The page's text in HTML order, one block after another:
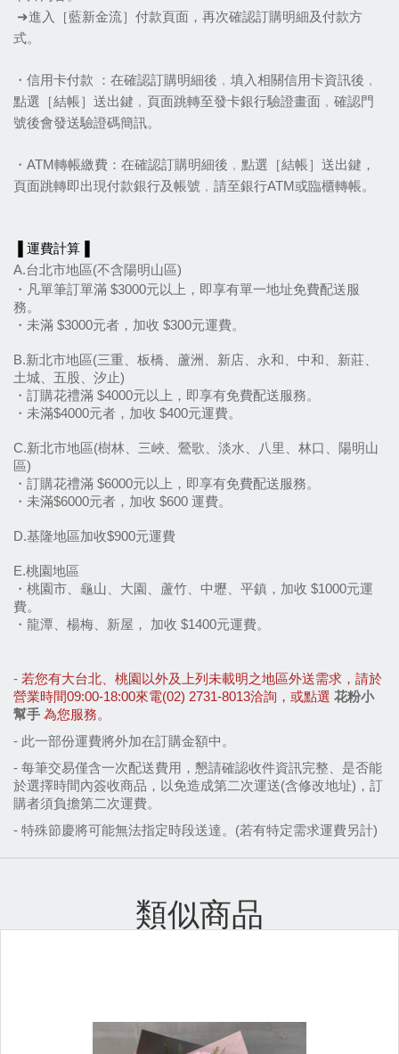
➜進入［藍新金流］付款頁面，再次確認訂購明細及付款方
式。
・信用卡付款 ：在確認訂購明細後﹐填入相關信用卡資訊後﹐
點選［結帳］送出鍵﹐頁面跳轉至發卡銀行驗證畫面﹐確認門
號後會發送驗證碼簡訊。
・ATM轉帳繳費：在確認訂購明細後﹐點選［結帳］送出鍵，
頁面跳轉即出現付款銀行及帳號﹐請至銀行ATM或臨櫃轉帳。
▐ 運費計算▐
A.台北市地區(不含陽明山區)
・凡單筆訂單滿 $3000元以上，即享有單一地址免費配送服
務。
・未滿 $3000元者，加收 $300元運費。
B.新北市地區(三重、板橋、蘆洲、新店、永和、中和、新莊、
土城、五股、汐止)
・訂購花禮滿 $4000元以上，即享有免費配送服務。
・未滿$4000元者，加收 $400元運費。
C.新北市地區(樹林、三峽、鶯歌、淡水、八里、林口、陽明山
區)
・訂購花禮滿 $6000元以上，即享有免費配送服務。
・未滿$6000元者，加收 $600 運費。
D.基隆地區加收$900元運費
E.桃園地區
・桃園市、龜山、大園、蘆竹、中壢、平鎮，加收 $1000元運
費。
・龍潭、楊梅、新屋， 加收 $1400元運費。
- 若您有大台北、桃園以外及上列未載明之地區外送需求，請於
營業時間09:00-18:00來電(02) 2731-8013洽詢，或點選 花粉小
幫手 為您服務。
- 此一部份運費將外加在訂購金額中。
- 每筆交易僅含一次配送費用，懇請確認收件資訊完整、是否能
於選擇時間內簽收商品，以免造成第二次運送(含修改地址)，訂
購者須負擔第二次運費。
- 特殊節慶將可能無法指定時段送達。(若有特定需求運費另計)
類似商品